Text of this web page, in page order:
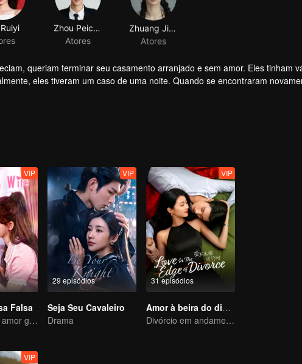
Zhou Peichen
Atores
Zhuang Jinghan
Atores
queriam terminar seu casamento arranjado e sem amor. Eles tinham
eles tiveram um caso de uma noite. Quando se encontraram
erradas. Fu Yancheng realmente se arrependeu quando soube que Sheng
VIP
Falsa
O verdadeiro amor gerado no casamento substituto
29 episódios
VIP
Seja Seu Cavaleiro
Drama
31 episódios
VIP
Amor à beira do divórcio
Divórcio em andamento, paixão no momento certo
VIP